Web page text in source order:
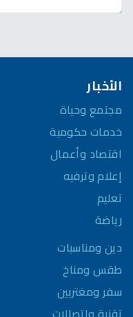
الأخبار
مجتمع وحياة
خدمات حكومية
اقتصاد وأعمال
إعلام وترفيه
تعليم
رياضة
دين ومناسبات
طقس ومناخ
سفر ومغتربين